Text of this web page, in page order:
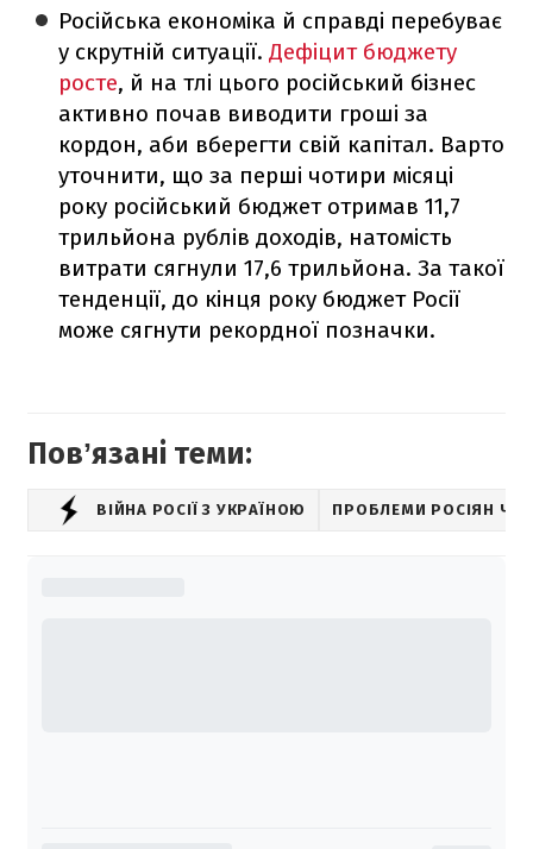
Російська економіка й справді перебуває
у скрутній ситуації.Дефіцит бюджету
росте, й на тлі цього російський бізнес
активно почав виводити гроші за
кордон, аби вберегти свій капітал. Варто
уточнити, що за перші чотири місяці
року російський бюджет отримав 11,7
трильйона рублів доходів, натомість
витрати сягнули 17,6 трильйона. За такої
тенденції, до кінця року бюджет Росії
може сягнути рекордної позначки.
Повʼязані теми:
ВІЙНА РОСІЇ З УКРАЇНОЮ ПРОБЛЕМИ РОСІЯН